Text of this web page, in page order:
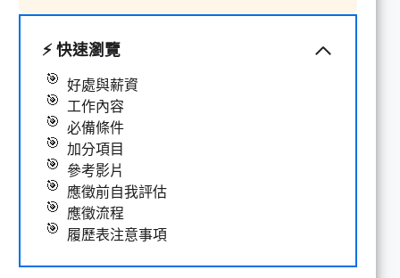
⚡快速瀏覽
好處與薪資
工作內容
必備條件
加分項目
參考影片
應徵前自我評估
應徵流程
履歷表注意事項